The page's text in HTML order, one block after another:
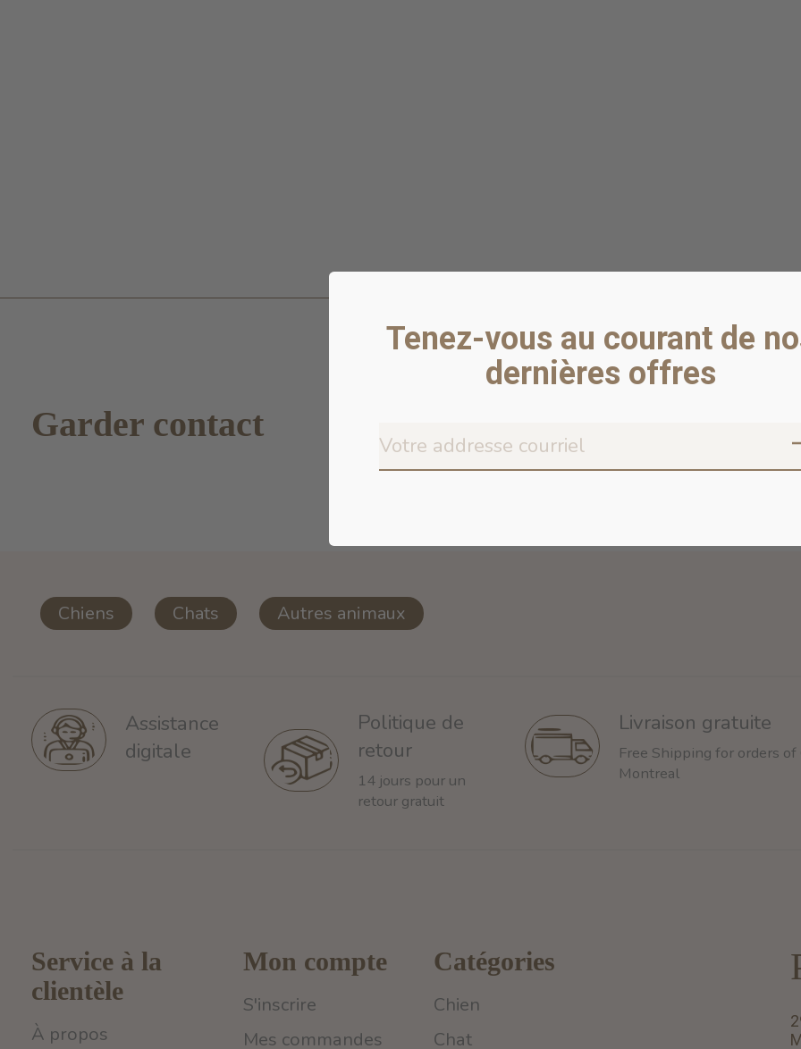
Garder contact
Don’t
Chiens Chats Autres animaux
Assistance
digitale
Politique de
retour
14 jours pour un
retour gratuit
Livraison gratuite
Free Shipping for orders
Montreal
Service à la
clientèle
À propos
Mon compte
S'inscrire
Mes commandes
Catégories
Chien
Chat
Tenez-vous au courant de
dernières offres